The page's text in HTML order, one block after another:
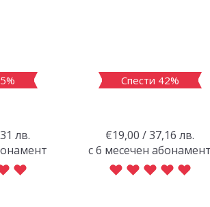
лв.
Спести 42%
€19,00 / 37,16 лв.
с 6 месечен